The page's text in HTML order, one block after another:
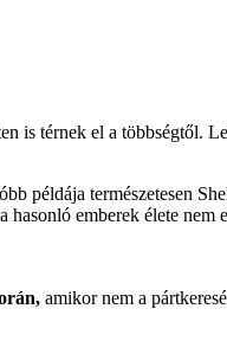
is térnek el a többségtől.
példája természetesen
emberek élete nem
amikor nem a